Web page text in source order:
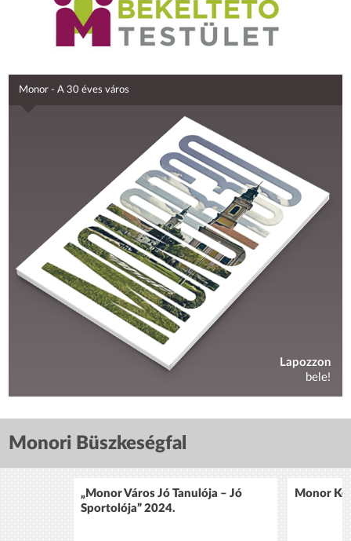
Monor - A 30 éves város
Lapozzon
bele!
Monori Büszkeségfal
„Monor Város Jó Tanulója – Jó
Sportolója” 2024.
Monor